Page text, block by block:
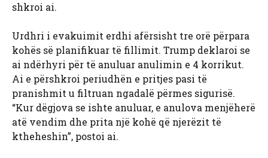
shkroi ai.
Urdhri i evakuimit erdhi afërsisht tre orë përpara
kohës së planifikuar të fillimit. Trump deklaroi se
ai ndërhyri për të anuluar anulimin e 4 korrikut.
Ai e përshkroi periudhën e pritjes pasi të
pranishmit u filtruan ngadalë përmes sigurisë.
“Kur dëgjova se ishte anuluar, e anulova menjëherë
atë vendim dhe prita një kohë që njerëzit të
ktheheshin”, postoi ai.